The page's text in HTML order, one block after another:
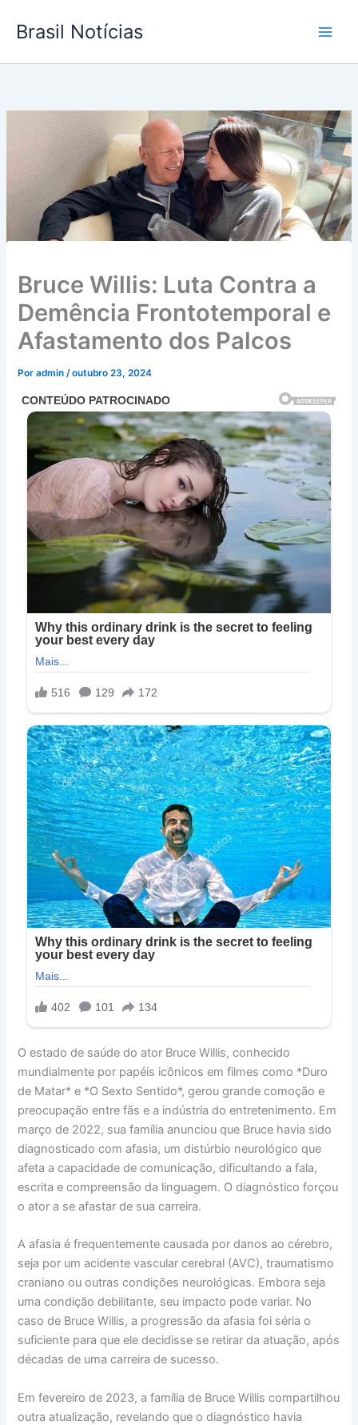
para
conteúdo
Brasil Notícias
Bruce Willis: Luta Contra a
Demência Frontotemporal e
Afastamento dos Palcos
Poradmin/outubro 23, 2024
O estado de saúde do ator Bruce Willis, conhecido
mundialmente por papéis icônicos em filmes como *Duro
de Matar* e *O Sexto Sentido*, gerou grande comoção e
preocupação entre fãs e a indústria do entretenimento. Em
março de 2022, sua família anunciou que Bruce havia sido
diagnosticado com afasia, um distúrbio neurológico que
afeta a capacidade de comunicação, dificultando a fala,
escrita e compreensão da linguagem. O diagnóstico forçou
o ator a se afastar de sua carreira.
A afasia é frequentemente causada por danos ao cérebro,
seja por um acidente vascular cerebral (AVC), traumatismo
craniano ou outras condições neurológicas. Embora seja
uma condição debilitante, seu impacto pode variar. No
caso de Bruce Willis, a progressão da afasia foi séria o
suficiente para que ele decidisse se retirar da atuação, após
décadas de uma carreira de sucesso.
Em fevereiro de 2023, a família de Bruce Willis compartilhou
outra atualização, revelando que o diagnóstico havia